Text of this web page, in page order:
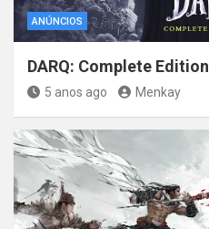
ANÚNCIOS
DARQ: Complete Edition
5 anos ago Menkay